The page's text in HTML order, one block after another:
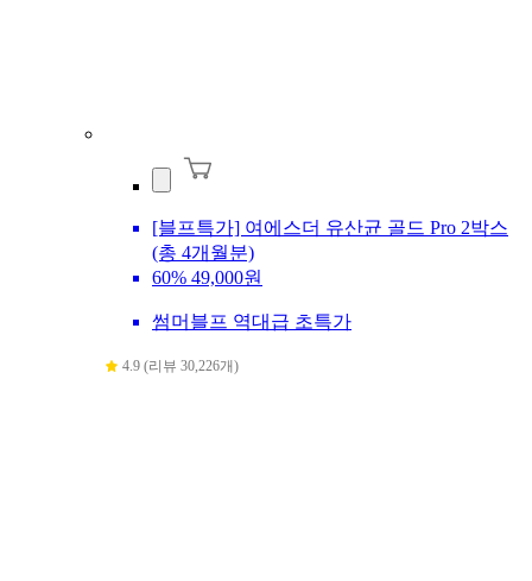
[블프특가] 여에스더 유산균 골드 Pro 2박스
(총 4개월분)
60% 49,000원
썸머블프 역대급 초특가
4.9 (리뷰 30,226개)